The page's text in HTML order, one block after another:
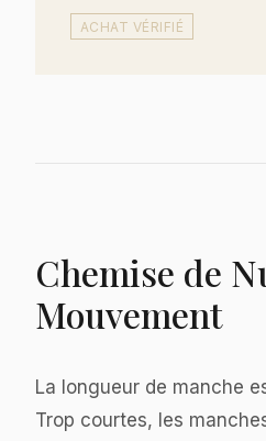
ACHAT VÉRIFIÉ
Chemise de
Mouvement
La longueur de manche
Trop courtes, les